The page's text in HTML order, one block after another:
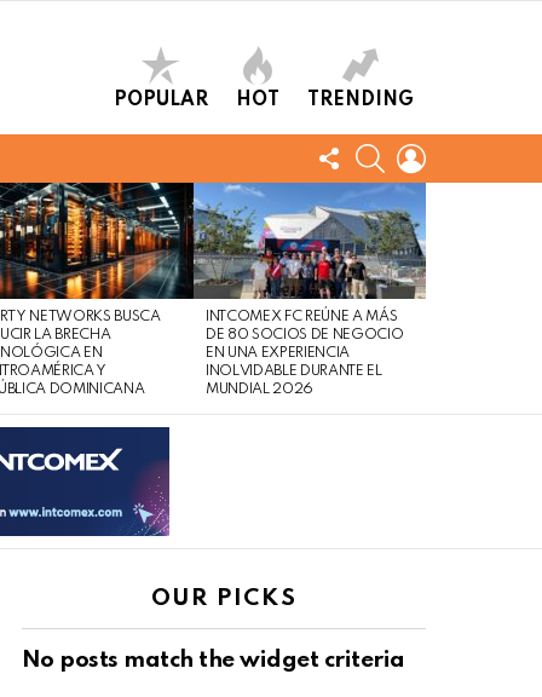
POPULAR HOT TRENDING
FOLLOW
US
SEARCH
NETWORKS BUSCA
LA BRECHA
EN
Y
DOMINICANA
INTCOMEX FC REÚNE A MÁS
DE 80 SOCIOS DE NEGOCIO
EN UNA EXPERIENCIA
INOLVIDABLE DURANTE EL
MUNDIAL 2026
OUR PICKS
No posts match the widget criteria